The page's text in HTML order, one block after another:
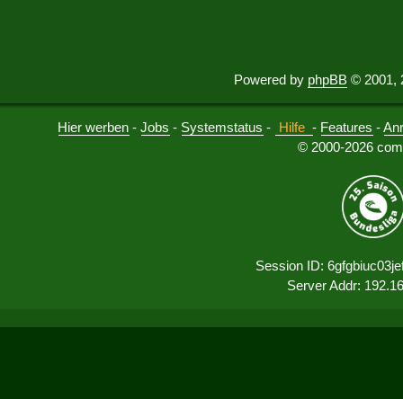
Powered by phpBB © 2001,
Hier werben -Jobs - Systemstatus - Hilfe - Features -
© 2000-2026
Session ID:
Server Addr: